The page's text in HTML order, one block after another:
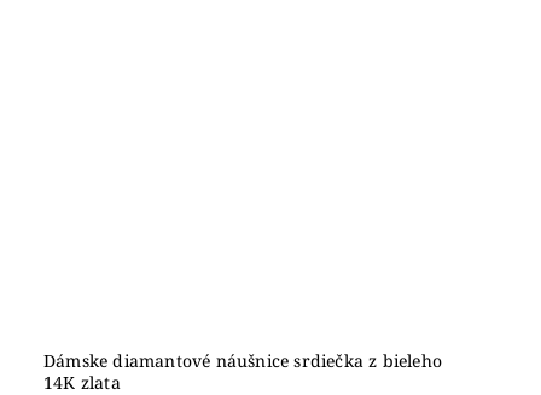
Dámske diamantové náušnice srdiečka z bieleho
14K zlata